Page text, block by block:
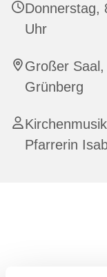
Donnerstag,
Uhr
Großer
Grünberg
Pfarrerin